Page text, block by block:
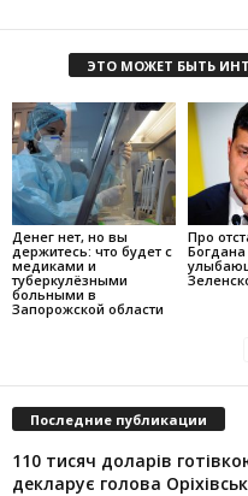
ЭТО МОЖЕТ БЫТЬ
Денег нет, но вы
держитесь: что будет с
медиками и
туберкулёзными
больными в
Запорожской области
Про
Богдана
Последние публикации
110 тисяч доларів
декларує голова